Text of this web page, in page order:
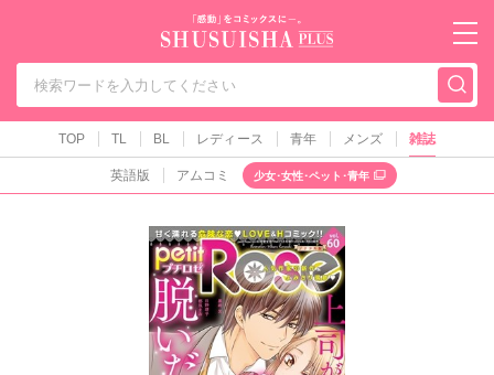
秋水社PLUS（テ
TOP TL BL レディース 青年 メンズ 雑誌
英語版 アムコミ 少女･女性･ペット･青年